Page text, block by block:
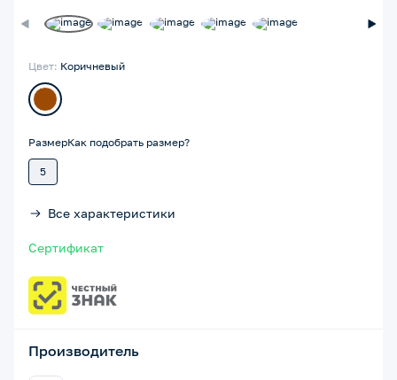
Цвет: Коричневый
РазмерКак подобрать размер?
5
Все характеристики
Сертификат
Производитель